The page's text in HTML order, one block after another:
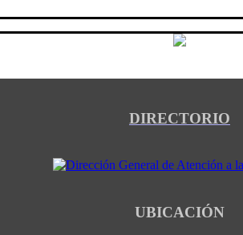
DIRECTORIO
UBICACIÓN